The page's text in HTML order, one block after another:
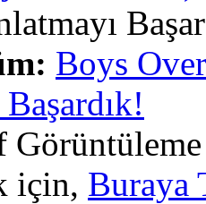
Boys
için, Buraya